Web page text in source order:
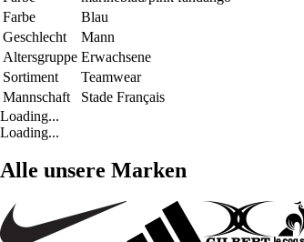
Farbe
Blau
Geschlecht
Mann
Altersgruppe Erwachsene
Sortiment
Teamwear
Mannschaft
Stade Français
Loading...
Loading...
Alle unsere Marken